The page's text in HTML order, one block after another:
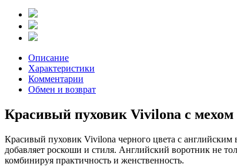
Описание
Характеристики
Комментарии
Обмен и возврат
Красивый пуховик Vivilona с мехом
Красивый пуховик Vivilona черного цвета с английским
добавляет роскоши и стиля. Английский воротник не
комбинируя практичность и женственность.